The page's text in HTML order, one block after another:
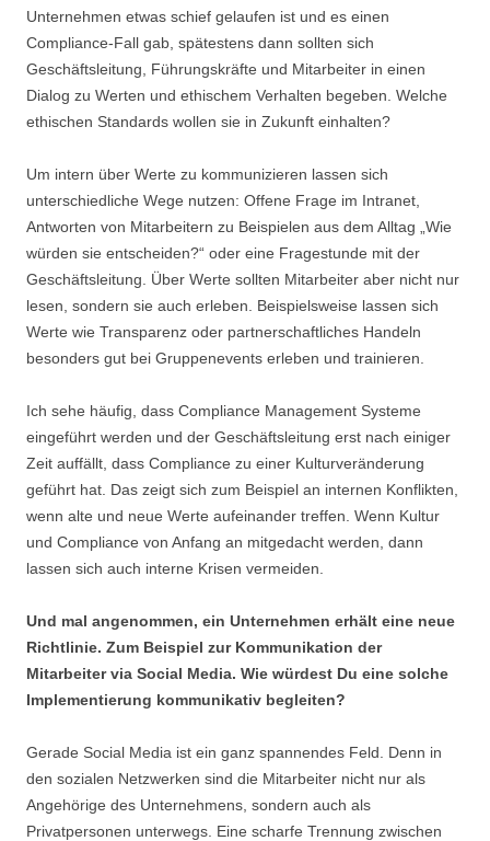
Unternehmen etwas schief gelaufen ist und es einen
Compliance-Fall gab, spätestens dann sollten sich
Geschäftsleitung, Führungskräfte und Mitarbeiter in einen
Dialog zu Werten und ethischem Verhalten begeben. Welche
ethischen Standards wollen sie in Zukunft einhalten?
Um intern über Werte zu kommunizieren lassen sich
unterschiedliche Wege nutzen: Offene Frage im Intranet,
Antworten von Mitarbeitern zu Beispielen aus dem Alltag „Wie
würden sie entscheiden?“ oder eine Fragestunde mit der
Geschäftsleitung. Über Werte sollten Mitarbeiter aber nicht nur
lesen, sondern sie auch erleben. Beispielsweise lassen sich
Werte wie Transparenz oder partnerschaftliches Handeln
besonders gut bei Gruppenevents erleben und trainieren.
Ich sehe häufig, dass Compliance Management Systeme
eingeführt werden und der Geschäftsleitung erst nach einiger
Zeit auffällt, dass Compliance zu einer Kulturveränderung
geführt hat. Das zeigt sich zum Beispiel an internen Konflikten,
wenn alte und neue Werte aufeinander treffen. Wenn Kultur
und Compliance von Anfang an mitgedacht werden, dann
lassen sich auch interne Krisen vermeiden.
Und mal angenommen, ein Unternehmen erhält eine neue
Richtlinie. Zum Beispiel zur Kommunikation der
Mitarbeiter via Social Media. Wie würdest Du eine solche
Implementierung kommunikativ begleiten?
Gerade Social Media ist ein ganz spannendes Feld. Denn in
den sozialen Netzwerken sind die Mitarbeiter nicht nur als
Angehörige des Unternehmens, sondern auch als
Privatpersonen unterwegs. Eine scharfe Trennung zwischen